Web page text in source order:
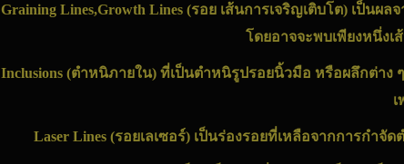
Graining Lines,Growth Lines (รอย เส้นการเจริญเติบโต) เป็นผ
โดยอาจจะพบเพียงหนึ่งเ
Inclusions (ตำหนิภายใน) ที่เป็นตำหนิรูปรอยนิ้วมือ หรือผลึกต่าง
Laser Lines(รอยเลเซอร์) เป็นร่องรอยที่เหลือจากการกำ